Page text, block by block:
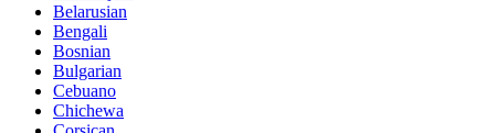
Belarusian
Bengali
Bosnian
Bulgarian
Cebuano
Chichewa